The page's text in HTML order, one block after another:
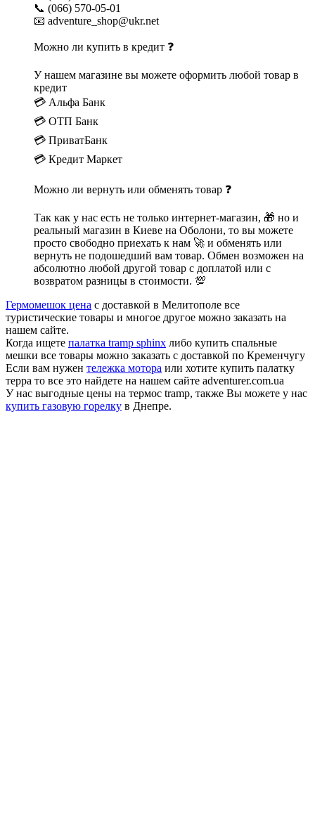
📞 (066) 570-05-01
📧 adventure_shop@ukr.net
Можно ли купить в кредит ❓
У нашем магазине вы можете оформить любой товар в
кредит
💳 Альфа Банк
💳 ОТП Банк
💳 ПриватБанк
💳 Кредит Маркет
Можно ли вернуть или обменять товар ❓
Так как у нас есть не только интернет-магазин, 🎁 но и
реальный магазин в Киеве на Оболони, то вы можете
просто свободно приехать к нам 🚀 и обменять или
вернуть не подошедший вам товар. Обмен возможен на
абсолютно любой другой товар с доплатой или с
возвратом разницы в стоимости. 💯
Гермомешок цена с доставкой в Мелитополе все
туристические товары и многое другое можно заказать на
нашем сайте.
Когда ищете палатка tramp sphinx либо купить спальные
мешки все товары можно заказать с доставкой по Кременчугу
Если вам нужен тележка мотора или хотите купить палатку
терра то все это найдете на нашем сайте adventurer.com.ua
У нас выгодные цены на термос tramp, также Вы можете у нас
купить газовую горелку в Днепре.